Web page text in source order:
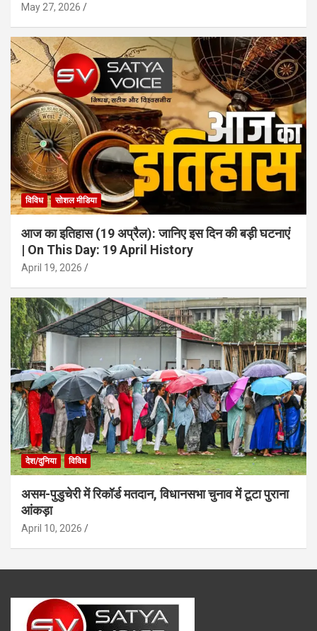
May 27, 2026
विविध सोशल मीडिया
आज का इतिहास (19 अप्रैल): जानिए इस दिन की बड़ी घटनाएं
| On This Day: 19 April History
April 19, 2026
देश/दुनिया विविध
असम-पुडुचेरी में रिकॉर्ड मतदान, विधानसभा चुनाव में टूटा पुराना
आंकड़ा
April 10, 2026